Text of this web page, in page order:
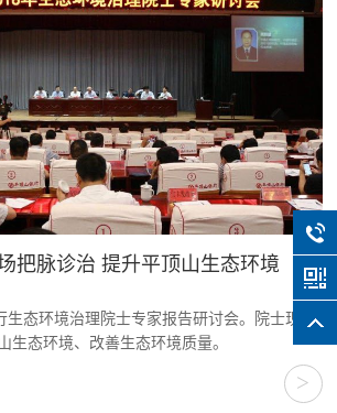
把脉诊治 提升平顶山生态环境
生态环境治理院士专家报告研讨会。院士现场
生态环境、改善生态环境质量。
>